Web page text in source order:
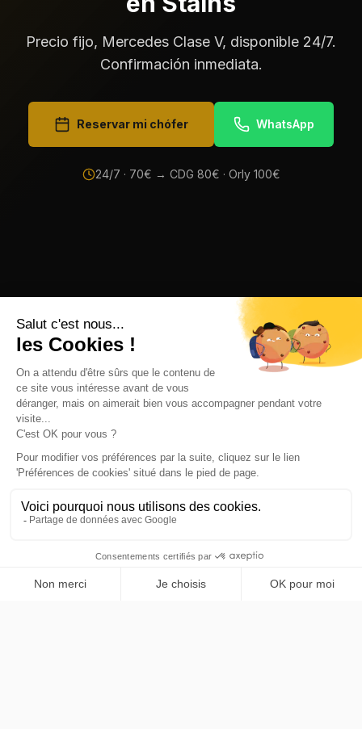
Precio fijo, Mercedes Clase V, disponible 24/7.
Confirmación inmediata.
Reservar mi chófer WhatsApp
24/7 · 70€ → CDG 80€ · Orly 100€